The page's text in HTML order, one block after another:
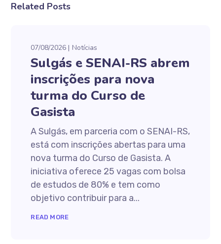
Related Posts
07/08/2026 Notícias
Sulgás e SENAI-RS abrem
inscrições para nova
turma do Curso de
Gasista
A Sulgás, em parceria com o SENAI-RS,
está com inscrições abertas para uma
nova turma do Curso de Gasista. A
iniciativa oferece 25 vagas com bolsa
de estudos de 80% e tem como
objetivo contribuir para a...
READ MORE